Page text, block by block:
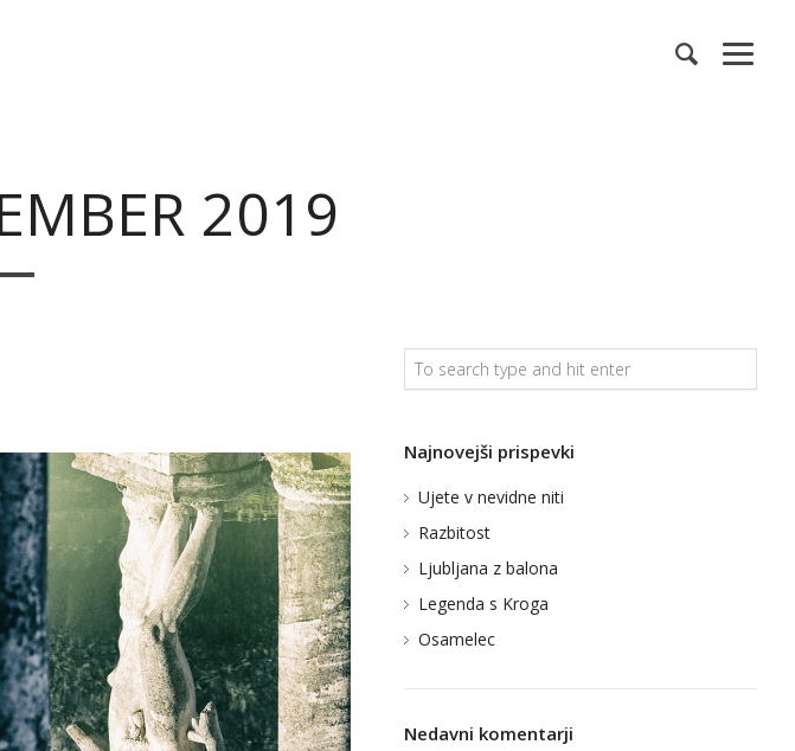
2019
Najnovejši prispevki
Ujete v nevidne niti
Razbitost
Ljubljana z balona
Legenda s Kroga
Osamelec
Nedavni komentarji